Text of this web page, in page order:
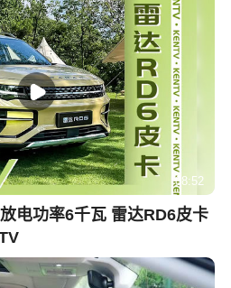
08:52
电功率6千瓦 雷达RD6皮卡